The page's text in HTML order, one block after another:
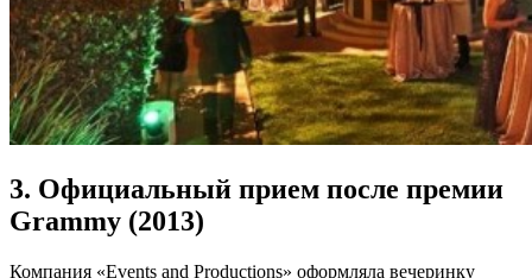
3. Официальный прием после премии
Grammy (2013)
Компания «Events and Productions» оформляла вечеринку